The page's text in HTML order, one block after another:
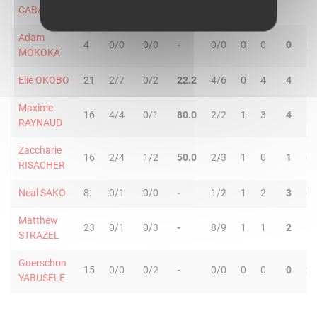
CABARROT
Adam
MOKOKA
4 0/0 0/0 - 0/0 0 0 0 0
Elie OKOBO 21 2/7 0/2 22.2 4/6 0 4 4
Maxime
RAYNAUD
16 4/4 0/1 80.0 2/2 1 3 4
Zaccharie
RISACHER
16 2/4 1/2 50.0 2/3 1 0 1 0
Neal SAKO 8 0/1 0/0 - 1/2 1 2 3 0
Matthew
STRAZEL
23 0/1 0/3 - 8/9 1 1 2
Guerschon
YABUSELE
15 0/0 0/2 - 0/0 0 0 0 2